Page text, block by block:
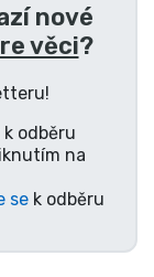
nové
věci?
odběru
na
sek odběru